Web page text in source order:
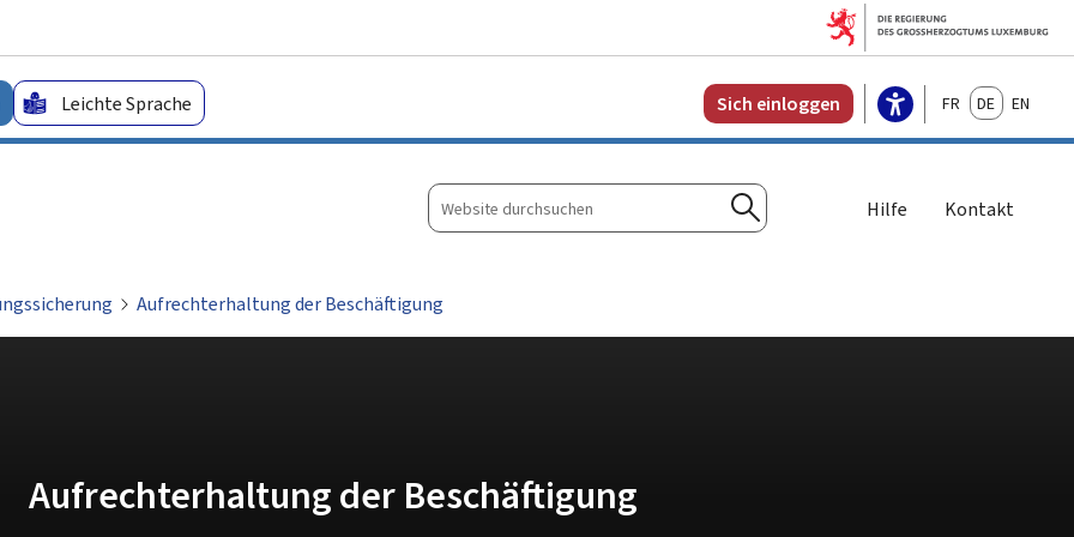
Leichte Sprache Sich einloggen FrançaisDeutschEnglish
Website
durchsuchen
Suchen
Hilfe Kontakt
Aufrechterhaltung der Beschäftigung
Aufrechterhaltung der Beschäftigung